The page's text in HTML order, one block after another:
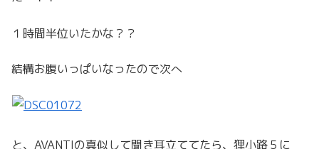
１時間半位いたかな？？
結構お腹いっぱいなったので次へ
と、AVANTIの真似して聞き耳立ててたら、狸小路５に